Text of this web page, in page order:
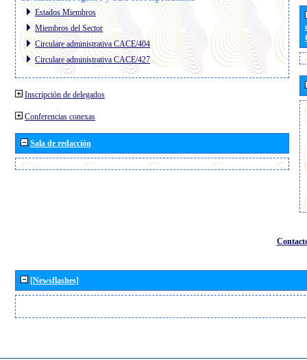
Estados Miembros
Miembros del Sector
Circulare administrativa CACE/404
Circulare administrativa CACE/427
Inscripción de delegados
Conferencias conexas
Sala de redacción
[Newsflashes]